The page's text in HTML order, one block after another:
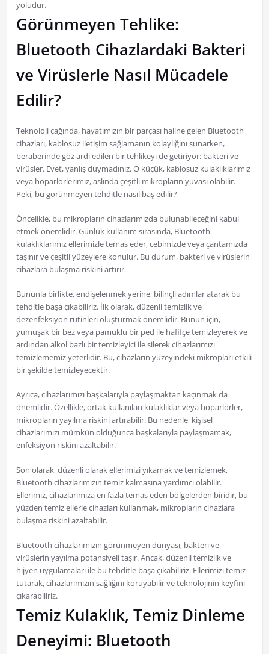
yoludur.
Görünmeyen Tehlike:
Bluetooth Cihazlardaki Bakteri
ve Virüslerle Nasıl Mücadele
Edilir?
Teknoloji çağında, hayatımızın bir parçası haline gelen Bluetooth
cihazları, kablosuz iletişim sağlamanın kolaylığını sunarken,
beraberinde göz ardı edilen bir tehlikeyi de getiriyor: bakteri ve
virüsler. Evet, yanlış duymadınız. O küçük, kablosuz kulaklıklarımız
veya hoparlörlerimiz, aslında çeşitli mikropların yuvası olabilir.
Peki, bu görünmeyen tehditle nasıl baş edilir?
Öncelikle, bu mikropların cihazlarımızda bulunabileceğini kabul
etmek önemlidir. Günlük kullanım sırasında, Bluetooth
kulaklıklarımız ellerimizle temas eder, cebimizde veya çantamızda
taşınır ve çeşitli yüzeylere konulur. Bu durum, bakteri ve virüslerin
cihazlara bulaşma riskini artırır.
Bununla birlikte, endişelenmek yerine, bilinçli adımlar atarak bu
tehditle başa çıkabiliriz. İlk olarak, düzenli temizlik ve
dezenfeksiyon rutinleri oluşturmak önemlidir. Bunun için,
yumuşak bir bez veya pamuklu bir ped ile hafifçe temizleyerek ve
ardından alkol bazlı bir temizleyici ile silerek cihazlarımızı
temizlememiz yeterlidir. Bu, cihazların yüzeyindeki mikropları etkili
bir şekilde temizleyecektir.
Ayrıca, cihazlarımızı başkalarıyla paylaşmaktan kaçınmak da
önemlidir. Özellikle, ortak kullanılan kulaklıklar veya hoparlörler,
mikropların yayılma riskini artırabilir. Bu nedenle, kişisel
cihazlarımızı mümkün olduğunca başkalarıyla paylaşmamak,
enfeksiyon riskini azaltabilir.
Son olarak, düzenli olarak ellerimizi yıkamak ve temizlemek,
Bluetooth cihazlarımızın temiz kalmasına yardımcı olabilir.
Ellerimiz, cihazlarımıza en fazla temas eden bölgelerden biridir, bu
yüzden temiz ellerle cihazları kullanmak, mikropların cihazlara
bulaşma riskini azaltabilir.
Bluetooth cihazlarımızın görünmeyen dünyası, bakteri ve
virüslerin yayılma potansiyeli taşır. Ancak, düzenli temizlik ve
hijyen uygulamaları ile bu tehditle başa çıkabiliriz. Ellerimizi temiz
tutarak, cihazlarımızın sağlığını koruyabilir ve teknolojinin keyfini
çıkarabiliriz.
Temiz Kulaklık, Temiz Dinleme
Deneyimi: Bluetooth